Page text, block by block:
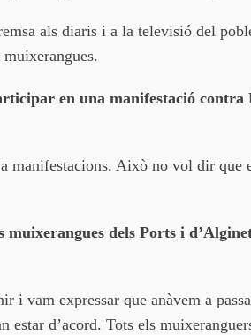
als diaris i a la televisió del
en una manifestació contra
manifestacions. Això no vol dir que
dels Ports i
i vam expressar que anàvem a
d’acord. Tots els